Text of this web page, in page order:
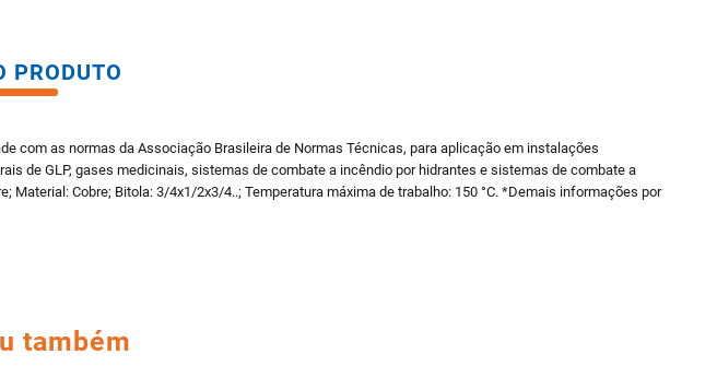
PRODUTO
com as normas da Associação Brasileira de Normas Técnicas, para aplicação em instalações
de GLP, gases medicinais, sistemas de combate a incêndio por hidrantes e sistemas de combate a
Cobre; Bitola: 3/4x1/2x3/4..; Temperatura máxima de trabalho: 150 °C. *Demais informações por
também